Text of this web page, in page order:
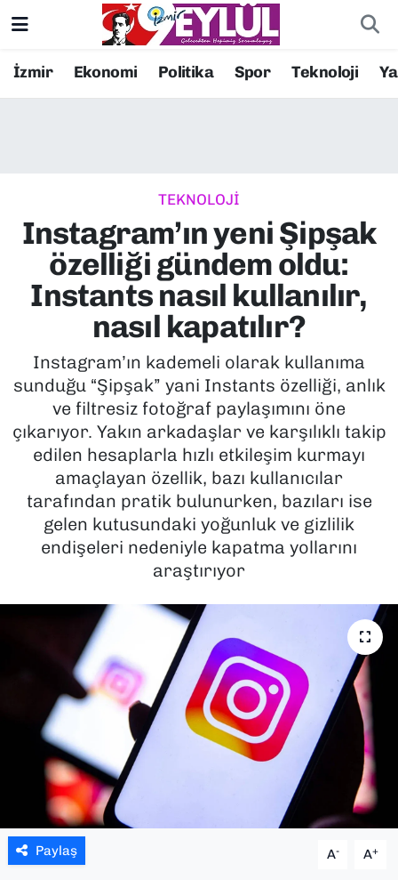
İzmir Ekonomi Politika Spor Teknoloji
TEKNOLOJİ
Instagram’ın yeni Şipşak
özelliği gündem oldu:
Instants nasıl kullanılır,
nasıl kapatılır?
Instagram’ın kademeli olarak kullanıma
sunduğu “Şipşak” yani Instants özelliği, anlık
ve filtresiz fotoğraf paylaşımını öne
çıkarıyor. Yakın arkadaşlar ve karşılıklı takip
edilen hesaplarla hızlı etkileşim kurmayı
amaçlayan özellik, bazı kullanıcılar
tarafından pratik bulunurken, bazıları ise
gelen kutusundaki yoğunluk ve gizlilik
endişeleri nedeniyle kapatma yollarını
araştırıyor
Paylaş A- A+
Resmi İlanlar
EKONOMİ
KÜLTÜR SANAT
MAGAZİN
POLİTİKA
SAĞLIK
SPOR
TEKNOLOJİ
YEREL YÖNETİMLER
Konak Nöbetçi Eczaneler
Süper Lig Puan Durumu ve Fikstür
Tüm Manşetler
Son Dakika Haberleri
Haber Arşivi